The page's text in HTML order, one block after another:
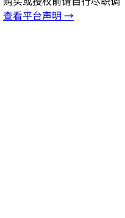
查看平台声明 →